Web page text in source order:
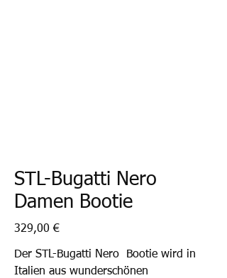
STL-Bugatti Nero
Damen Bootie
Preis
329,00 €
Der STL-Bugatti Nero Bootie wird in
Italien aus wunderschönen